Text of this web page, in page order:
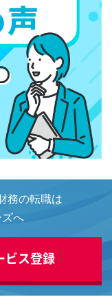
務の転職は
ズへ
ビス登録